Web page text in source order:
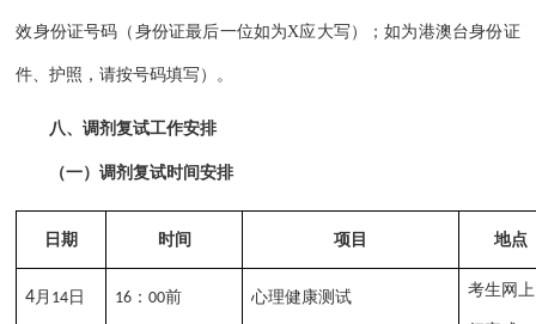
效身份证号码（身份证最后一位如为X应大写）；如为港澳台身份证
件、护照，请按号码填写）。
八、调剂复试工作安排
（一）调剂复试时间安排
日期 时间 项目 地点
4 月 14日 16 ：00前 心理健康测试 考生网